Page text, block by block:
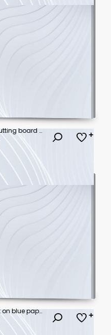
Line art of cooking knives and cutting board with sliced vegetables
juicy tomatoes in shopping cart on blue paper background. Copy space.Trendy minimal style. Long wide banner